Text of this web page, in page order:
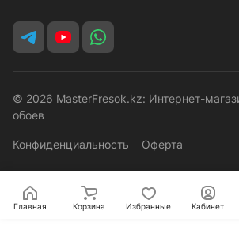
© 2026 MasterFresok.kz: Интернет-
обоев
Конфиденциальность Оферта
Главная Корзина Избранные Кабинет